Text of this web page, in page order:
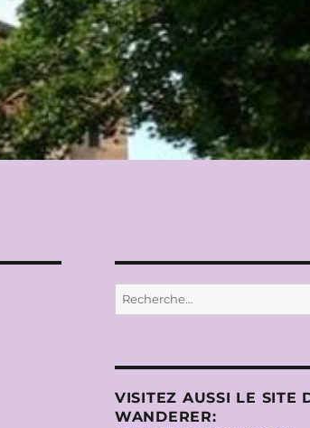
Recherche
pour :
VISITEZ AUSSI LE SITE
WANDERER: